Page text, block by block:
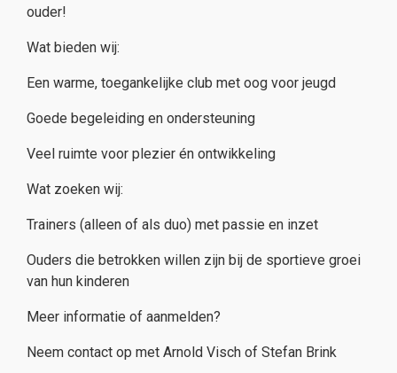
ouder!
Wat bieden wij:
Een warme, toegankelijke club met oog voor jeugd
Goede begeleiding en ondersteuning
Veel ruimte voor plezier én ontwikkeling
Wat zoeken wij:
Trainers (alleen of als duo) met passie en inzet
Ouders die betrokken willen zijn bij de sportieve groei
van hun kinderen
Meer informatie of aanmelden?
Neem contact op met Arnold Visch of Stefan Brink